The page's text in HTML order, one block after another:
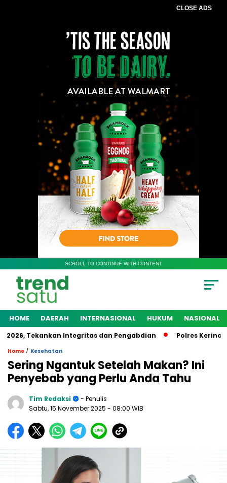
CLOSE ADS
SCROLL TO CONTINUE WITH CONTENT
HOME DAERAH INTERNASIONAL HUKUM NASIONAL
Tekankan Integritas dan Pengabdian Polres Kerinci
Home / Kesehatan
Sering Ngantuk Setelah Makan? Ini
Penyebab yang Perlu Anda Tahu
Tim Redaksi
- Penulis
Sabtu, 15 November 2025 - 08:00 WIB